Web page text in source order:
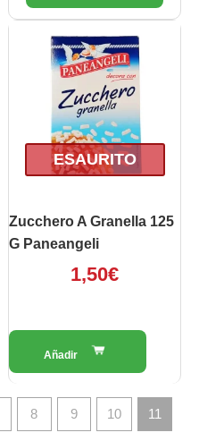
ESAURITO
Zucchero A Granella 125
G Paneangeli
1,50€
8 9 10 11